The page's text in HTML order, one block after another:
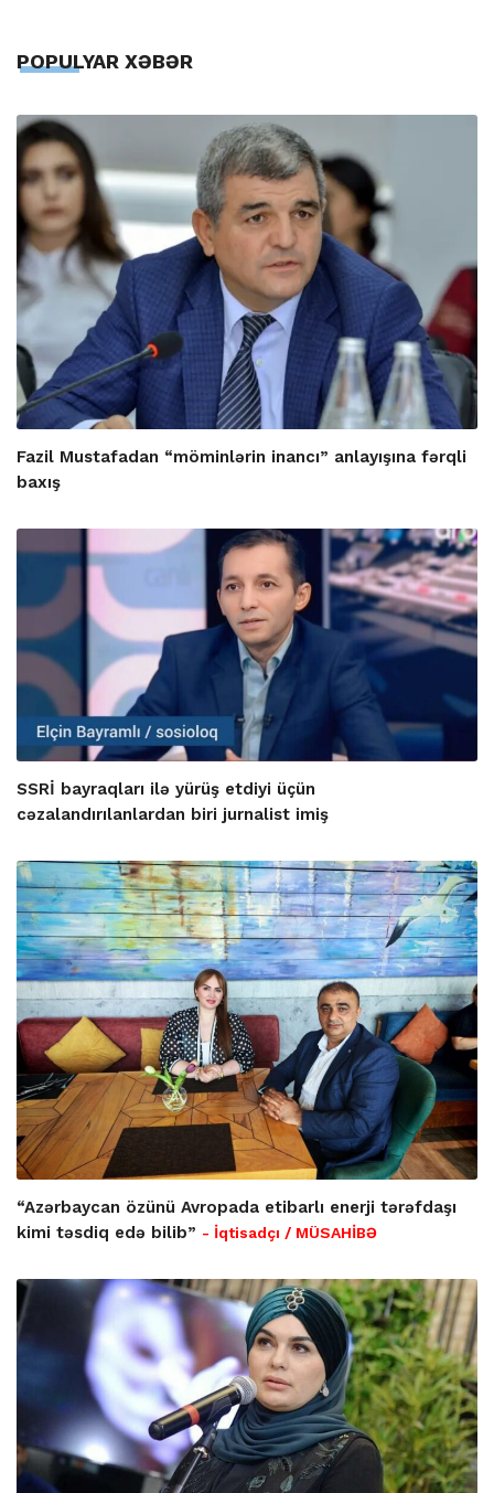
POPULYAR XƏBƏR
Fazil Mustafadan “möminlərin inancı” anlayışına fərqli
baxış
SSRİ bayraqları ilə yürüş etdiyi üçün
cəzalandırılanlardan biri jurnalist imiş
“Azərbaycan özünü Avropada etibarlı enerji tərəfdaşı
kimi təsdiq edə bilib” - İqtisadçı / MÜSAHİBƏ